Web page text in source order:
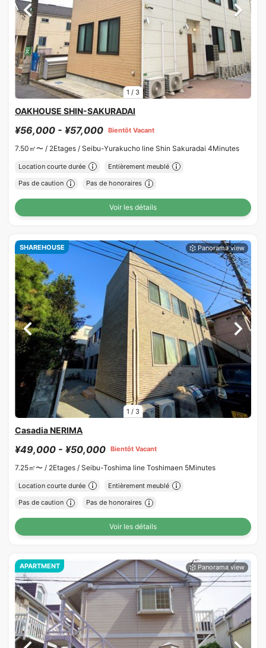
1 / 3
OAKHOUSE SHIN-SAKURADAI
¥56,000 - ¥57,000 Bientôt Vacant
7.50㎡〜 / 2Etages / Seibu-Yurakucho line Shin Sakuradai 4Minutes
Location courte durée Entièrement meublé
Pas de caution Pas de honoraires
Voir les détails
1 / 3
SHAREHOUSE
Casadia NERIMA
¥49,000 - ¥50,000 Bientôt Vacant
7.25㎡〜 / 2Etages / Seibu-Toshima line Toshimaen 5Minutes
Location courte durée Entièrement meublé
Pas de caution Pas de honoraires
Voir les détails
APARTMENT